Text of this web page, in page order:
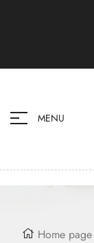
MENU
Home page